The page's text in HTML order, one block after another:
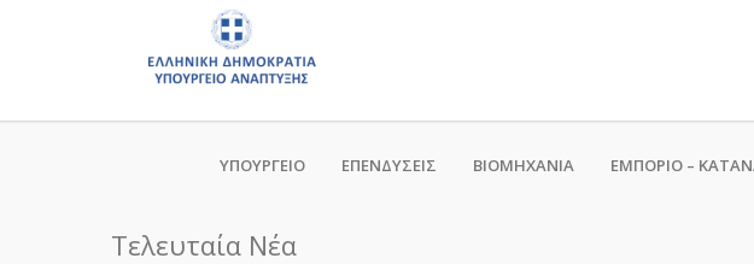
ΥΠΟΥΡΓΕΙΟ ΕΠΕΝΔΥΣΕΙΣ ΒΙΟΜΗΧΑΝΙΑ ΕΜΠΟΡΙΟ –
Τελευταία Νέα